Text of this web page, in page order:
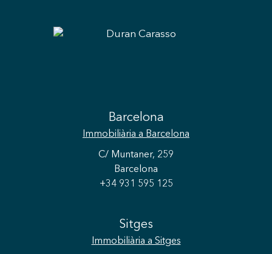
Barcelona
Immobiliària a Barcelona
C/ Muntaner, 259
Barcelona
+34 931 595 125
Sitges
Immobiliària a Sitges